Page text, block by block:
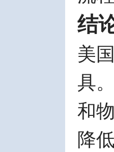
结
美
具
和
降